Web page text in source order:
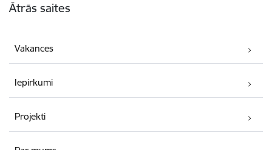
Ātrās saites
Vakances
Iepirkumi
Projekti